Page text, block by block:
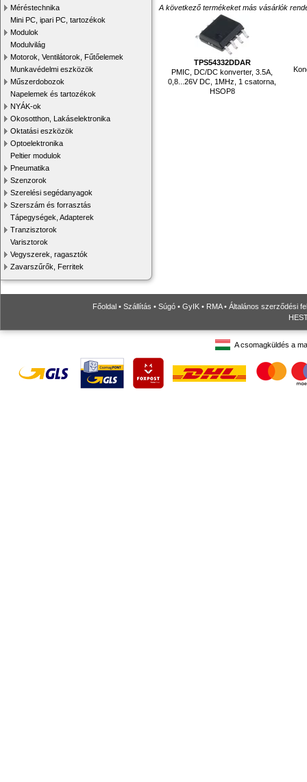
Méréstechnika
Mini PC, ipari PC, tartozékok
Modulok
Modulvilág
Motorok, Ventilátorok, Fűtőelemek
Munkavédelmi eszközök
Műszerdobozok
Napelemek és tartozékok
NYÁK-ok
Okosotthon, Lakáselektronika
Oktatási eszközök
Optoelektronika
Peltier modulok
Pneumatika
Szenzorok
Szerelési segédanyagok
Szerszám és forrasztás
Tápegységek, Adapterek
Tranzisztorok
Varisztorok
Vegyszerek, ragasztók
Zavarszűrők, Ferritek
A következő termékeket más vásárlók
TPS54332DDAR
PMIC, DC/DC konverter, 3.5A,
0,8...26V DC, 1MHz, 1 csatorna,
HSOP8
Főoldal • Szállítás • Súgó • GyIK • RMA• Általános szerződési
A csomagküldés a